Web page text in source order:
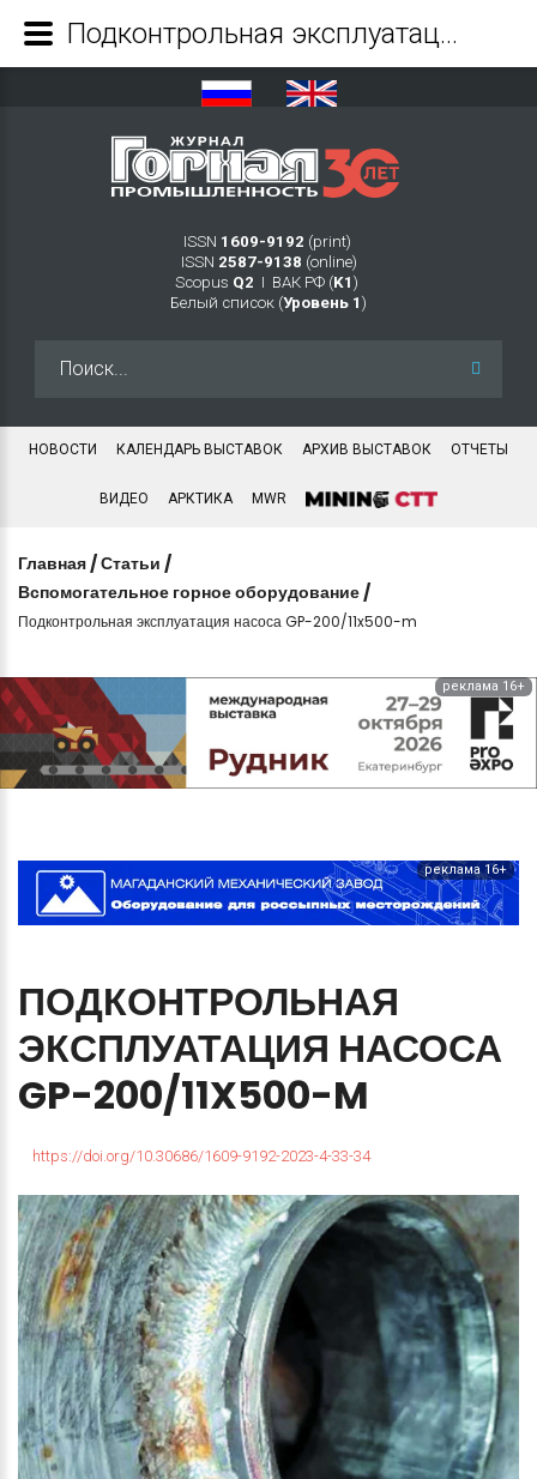
ISSN 1609-9192 (print)
ISSN 2587-9138 (online)
Scopus Q2 Ι ВАК РФ (K1 )
Белый список (Уровень 1 )
НОВОСТИ КАЛЕНДАРЬ ВЫСТАВОК АРХИВ ВЫСТАВОК ОТЧЕТЫ
ВИДЕО АРКТИКА MWR
Главная /Статьи /
Вспомогательное горное оборудование /
Подконтрольная эксплуатация насоса GP-200/11x500-m
реклама 16+
реклама 16+
ПОДКОНТРОЛЬНАЯ
ЭКСПЛУАТАЦИЯ НАСОСА
GP-200/11X500-M
https://doi.org/10.30686/1609-9192-2023-4-33-34
Подконтрольная эксплуатация насоса GP-200/11x500-m - Журнал Горная промышленность